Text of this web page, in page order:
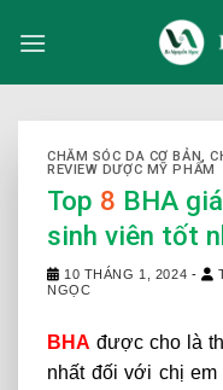
CHĂM SÓC DA CƠ BẢN,
REVIEW DƯỢC MỸ PHẨM
Top 8 BHA
sinh viên tốt
10 THÁNG 1, 2024 -
NGỌC
BHA được cho là
nhất đối với chị em